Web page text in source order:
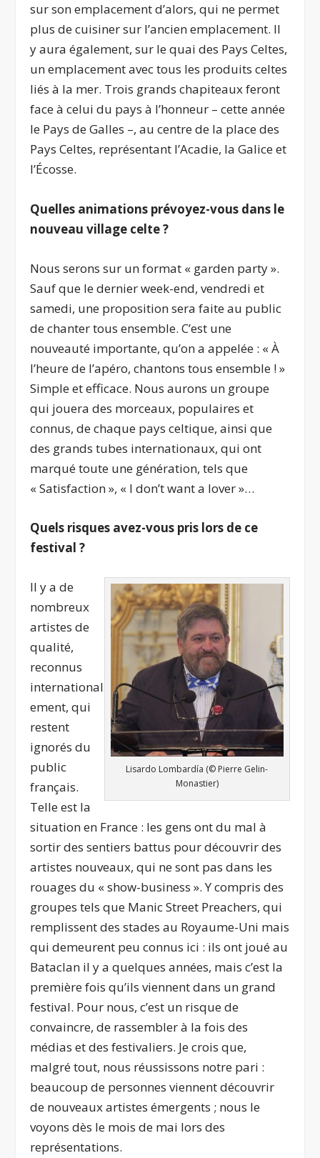
sur son emplacement d’alors, qui ne permet
plus de cuisiner sur l’ancien emplacement. Il
y aura également, sur le quai des Pays Celtes,
un emplacement avec tous les produits celtes
liés à la mer. Trois grands chapiteaux feront
face à celui du pays à l’honneur – cette année
le Pays de Galles –, au centre de la place des
Pays Celtes, représentant l’Acadie, la Galice et
l’Écosse.
Quelles animations prévoyez-vous dans le
nouveau village celte ?
Nous serons sur un format « garden party ».
Sauf que le dernier week-end, vendredi et
samedi, une proposition sera faite au public
de chanter tous ensemble. C’est une
nouveauté importante, qu’on a appelée : « À
l’heure de l’apéro, chantons tous ensemble ! »
Simple et efficace. Nous aurons un groupe
qui jouera des morceaux, populaires et
connus, de chaque pays celtique, ainsi que
des grands tubes internationaux, qui ont
marqué toute une génération, tels que
« Satisfaction », « I don’t want a lover »…
Quels risques avez-vous pris lors de ce
festival ?
Lisardo Lombardía (© Pierre Gelin-
Monastier)
Il y a de
nombreux
artistes de
qualité,
reconnus
international
ement, qui
restent
ignorés du
public
français.
Telle est la
situation en France : les gens ont du mal à
sortir des sentiers battus pour découvrir des
artistes nouveaux, qui ne sont pas dans les
rouages du « show-business ». Y compris des
groupes tels que Manic Street Preachers, qui
remplissent des stades au Royaume-Uni mais
qui demeurent peu connus ici : ils ont joué au
Bataclan il y a quelques années, mais c’est la
première fois qu’ils viennent dans un grand
festival. Pour nous, c’est un risque de
convaincre, de rassembler à la fois des
médias et des festivaliers. Je crois que,
malgré tout, nous réussissons notre pari :
beaucoup de personnes viennent découvrir
de nouveaux artistes émergents ; nous le
voyons dès le mois de mai lors des
représentations.